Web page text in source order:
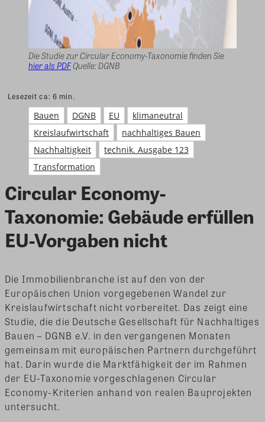
Die Studie zur Circular Economy-Taxonomie finden Sie
hier als PDFQuelle: DGNB
Lesezeit ca: 6 min.
Bauen DGNB EU
klimaneutral
Kreislaufwirtschaft
nachhaltiges Bauen
Nachhaltigkeit
technik. Ausgabe 123
Transformation
Circular Economy-
Taxonomie: Gebäude erfüllen
EU-Vorgaben nicht
Die Immobilienbranche ist auf den von der
Europäischen Union vorgegebenen Wandel zur
Kreislaufwirtschaft nicht vorbereitet. Das zeigt eine
Studie, die die Deutsche Gesellschaft für Nachhaltiges
Bauen – DGNB e.V. in den vergangenen Monaten
gemeinsam mit europäischen Partnern durchgeführt
hat. Darin wurde die Marktfähigkeit der im Rahmen
der EU-Taxonomie vorgeschlagenen Circular
Economy-Kriterien anhand von realen Bauprojekten
untersucht.